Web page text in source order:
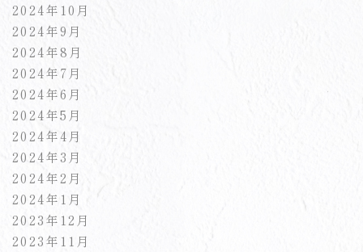
2024年10月
2024年9月
2024年8月
2024年7月
2024年6月
2024年5月
2024年4月
2024年3月
2024年2月
2024年1月
2023年12月
2023年11月